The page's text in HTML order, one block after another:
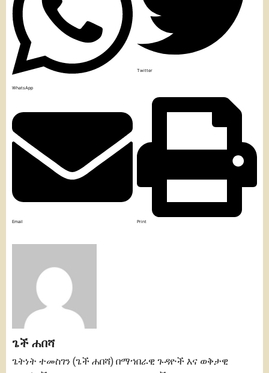
WhatsApp
Twitter
Email Print
ጌች ሐበሻ
ጌትነት ተመስገን (ጌች ሐበሻ) በማኀበራዊ ጉዳዮች እና ወቅታዊ